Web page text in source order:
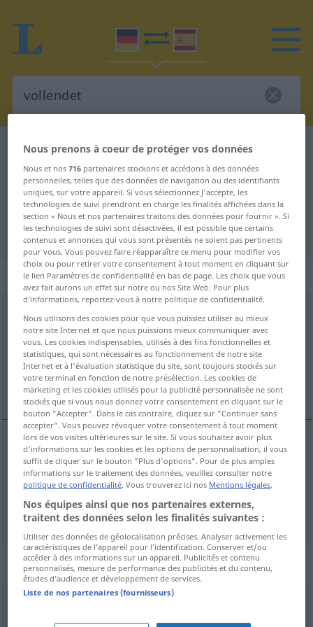
Dictionnaire Allemand-Espagnol vollendet
Traduction Allemand-Espagnol de
"vollendet"
"vollendet" - traduction Espagnol
„vollendet“: als Adjektiv gebraucht
vollendetadjt
Vue d'ensemble de toutes les traductions
(Pour plus d'informations, cliquez sur/touchez la traduction)
acabado, completo, perfecto
acabado,completo vollendet
perfecto vollendet(≈ vollkommen)
Synonymes de "vollendet"
Nous prenons à coeur de protéger vos données
Nous et nos716 partenaires stockons et accédons à des données
personnelles, telles que des données de navigation ou des identifiants
uniques, sur votre appareil. Si vous sélectionnez J'accepte, les
technologies de suivi prendront en charge les finalités affichées dans la
section « Nous et nos partenaires traitons des données pour fournir ». Si
les technologies de suivi sont désactivées, il est possible que certains
contenus et annonces qui vous sont présentés ne soient pas pertinents
pour vous. Vous pouvez faire réapparaître ce menu pour modifier vos
choix ou pour retirer votre consentement à tout moment en cliquant sur
le lien Paramètres de confidentialité en bas de page. Les choix que vous
avez fait aurons un effet sur notre ou nos Site Web. Pour plus
d’informations, reportez-vous à notre politique de confidentialité.
Nous utilisons des cookies pour que vous puissiez utiliser au mieux
notre site Internet et que nous puissions mieux communiquer avec
vous. Les cookies indispensables, utilisés à des fins fonctionnelles et
statistiques, qui sont nécessaires au fonctionnement de notre site
Internet et à l'évaluation statistique du site, sont toujours stockés sur
votre terminal en fonction de notre présélection. Les cookies de
marketing et les cookies utilisés pour la publicité personnalisée ne sont
stockés que si vous nous donnez votre consentement en cliquant sur le
bouton "Accepter". Dans le cas contraire, cliquez sur "Continuer sans
accepter". Vous pouvez révoquer votre consentement à tout moment
lors de vos visites ultérieures sur le site. Si vous souhaitez avoir plus
d'informations sur les cookies et les options de personnalisation, il vous
suffit de cliquer sur le bouton "Plus d'options". Pour de plus amples
informations sur le traitement des données, veuillez consulter notre
politique de confidentialité. Vous trouverez ici nos Mentions légales.
Nos équipes ainsi que nos partenaires externes,
traitent des données selon les finalités suivantes :
Utiliser des données de géolocalisation précises. Analyser activement les
caractéristiques de l’appareil pour l’identification. Conserver et/ou
accéder à des informations sur un appareil. Publicités et contenu
personnalisés, mesure de performance des publicités et du contenu,
études d’audience et développement de services.
Liste de nos partenaires (fournisseurs)